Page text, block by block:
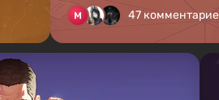
47